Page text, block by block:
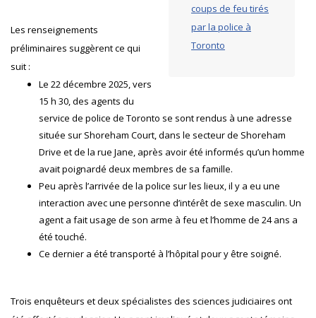
coups de feu tirés
par la police à
Toronto
Les renseignements
préliminaires suggèrent ce qui
suit :
Le 22 décembre 2025, vers
15 h 30, des agents du
service de police de Toronto se sont rendus à une adresse
située sur Shoreham Court, dans le secteur de Shoreham
Drive et de la rue Jane, après avoir été informés qu’un homme
avait poignardé deux membres de sa famille.
Peu après l’arrivée de la police sur les lieux, il y a eu une
interaction avec une personne d’intérêt de sexe masculin. Un
agent a fait usage de son arme à feu et l’homme de 24 ans a
été touché.
Ce dernier a été transporté à l’hôpital pour y être soigné.
Trois enquêteurs et deux spécialistes des sciences judiciaires ont